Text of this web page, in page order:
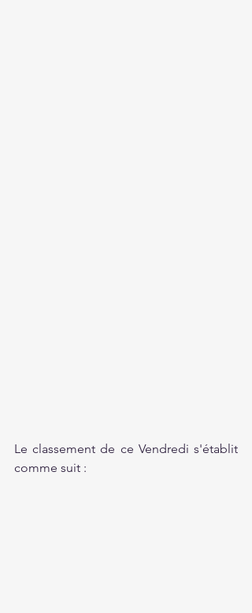
Le classement de ce Vendredi s'établit
comme suit :